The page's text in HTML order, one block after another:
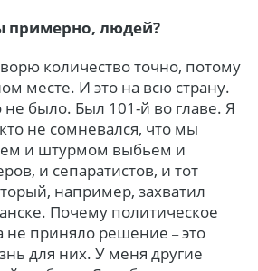
примерно, людей?
количество точно, потому
месте. И это на всю страну.
было. Был 101-й во главе. Я
не сомневался, что мы
и штурмом выбьем и
и сепаратистов, и тот
например, захватил
Почему политическое
не приняло решение – это
для них. У меня другие